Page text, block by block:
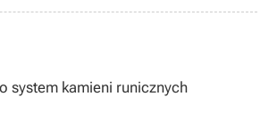
system kamieni runicznych